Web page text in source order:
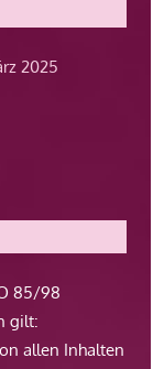
2025
85/98
gilt:
allen Inhalten